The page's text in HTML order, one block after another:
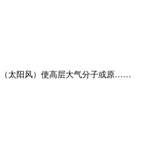
（太阳风）使高层大气分子或原……